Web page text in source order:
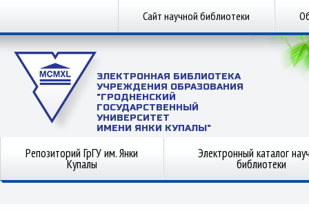
Сайт научной библиотеки
ЭЛЕКТРОННАЯ БИБЛИОТЕКА
УЧРЕЖДЕНИЯ ОБРАЗОВАНИЯ
"ГРОДНЕНСКИЙ
ГОСУДАРСТВЕННЫЙ
УНИВЕРСИТЕТ
ИМЕНИ ЯНКИ КУПАЛЫ"
Репозиторий ГрГУ им. Янки
Купалы
Электронный каталог
библиотеки